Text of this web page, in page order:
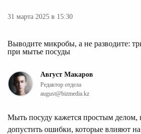
31 марта 2025 в 15:30
Выводите микробы, а не разводите:
при мытье посуды
Август Макаров
Редактор отдела
august@bizmedia.kz
Мыть посуду кажется простым делом,
допустить ошибки, которые влияют